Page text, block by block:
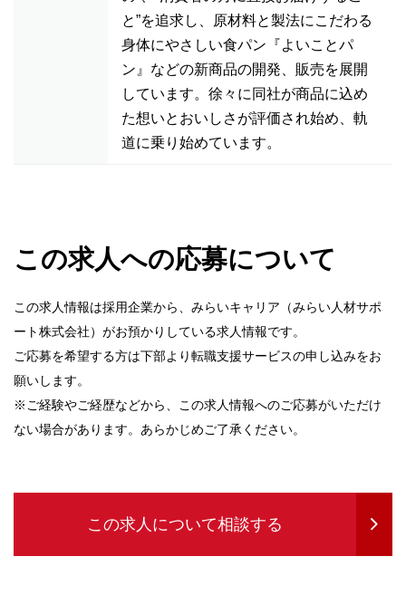
と”を追求し、原材料と製法にこだわる
身体にやさしい食パン『よいことパ
ン』などの新商品の開発、販売を展開
しています。徐々に同社が商品に込め
た想いとおいしさが評価され始め、軌
道に乗り始めています。
この求人への応募について
この求人情報は採用企業から、みらいキャリア（みらい人材サポ
ート株式会社）がお預かりしている求人情報です。
ご応募を希望する方は下部より転職支援サービスの申し込みをお
願いします。
※ご経験やご経歴などから、この求人情報へのご応募がいただけ
ない場合があります。あらかじめご了承ください。
この求人について相談する